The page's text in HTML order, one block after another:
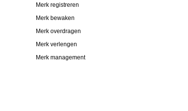
Merk registreren
Merk bewaken
Merk overdragen
Merk verlengen
Merk management